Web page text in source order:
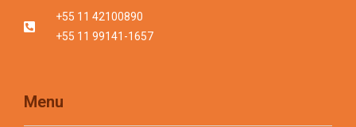
+55 11 42100890
+55 11 99141-1657
Menu